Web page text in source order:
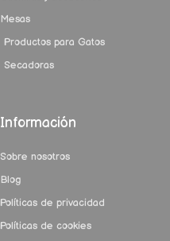
Mesas
Productos para Gatos
Secadoras
Información
Sobre nosotros
Blog
Políticas de privacidad
Políticas de cookies